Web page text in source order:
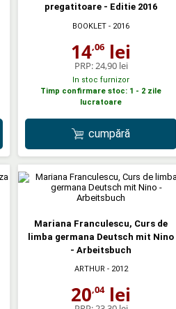
pregatitoare - Editie 2016
BOOKLET - 2016
14,06 lei
PRP:24,90 lei
In stoc furnizor
Timp confirmare stoc: 1 - 2 zile
lucratoare
cumpără
Mariana Franculescu, Curs de
limba germana Deutsch mit Nino
- Arbeitsbuch
ARTHUR- 2012
20,04lei